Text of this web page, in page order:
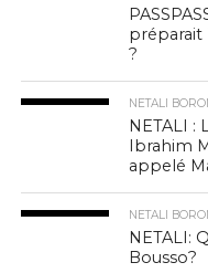
préparait
?
NETALI
NETALI :
Ibrahim
appelé
NETALI
NETALI:
Bousso?